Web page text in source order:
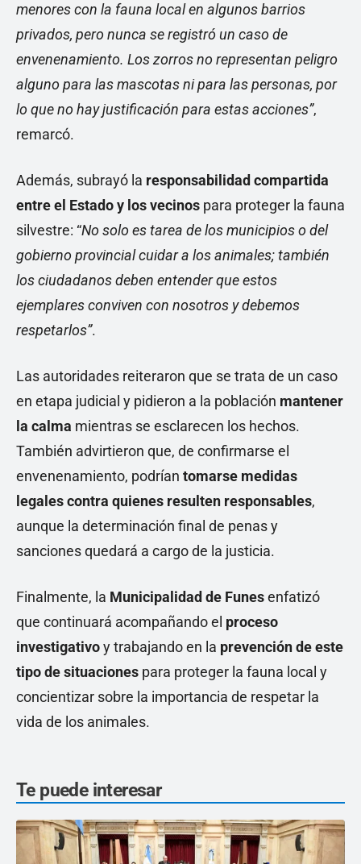
menores con la fauna local en algunos barrios
privados, pero nunca se registró un caso de
envenenamiento. Los zorros no representan peligro
alguno para las mascotas ni para las personas, por
lo que no hay justificación para estas acciones”,
remarcó.
Además, subrayó la responsabilidad compartida
entre el Estado y los vecinos para proteger la fauna
silvestre: “No solo es tarea de los municipios o del
gobierno provincial cuidar a los animales; también
los ciudadanos deben entender que estos
ejemplares conviven con nosotros y debemos
respetarlos”.
Las autoridades reiteraron que se trata de un caso
en etapa judicial y pidieron a la población mantener
la calma mientras se esclarecen los hechos.
También advirtieron que, de confirmarse el
envenenamiento, podrían tomarse medidas
legales contra quienes resulten responsables,
aunque la determinación final de penas y
sanciones quedará a cargo de la justicia.
Finalmente, la Municipalidad de Funesenfatizó
que continuará acompañando el proceso
investigativoy trabajando en la prevención de este
tipo de situaciones para proteger la fauna local y
concientizar sobre la importancia de respetar la
vida de los animales.
Te puede interesar